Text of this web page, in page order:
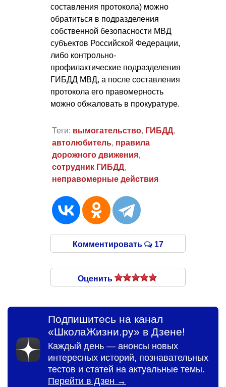
составления протокола) можно
обратиться в подразделения
собственной безопасности МВД
субъектов Российской Федерации,
либо контрольно-
профилактические подразделения
ГИБДД МВД, а после составления
протокола его правомерность
можно обжаловать в прокуратуре.
Теги: вымогательство, ГИБДД,
автолюбитель, правила
дорожного движения,
сотрудник ГИБДД,
неправомерные действия
Комментировать 17
Оценить
Подпишитесь на канал
«ШколаЖизни.ру» в Дзене!
Каждый день — анонсы новых
интересных историй, познавательных
тестов и статей на актуальные темы.
Перейти в Дзен →